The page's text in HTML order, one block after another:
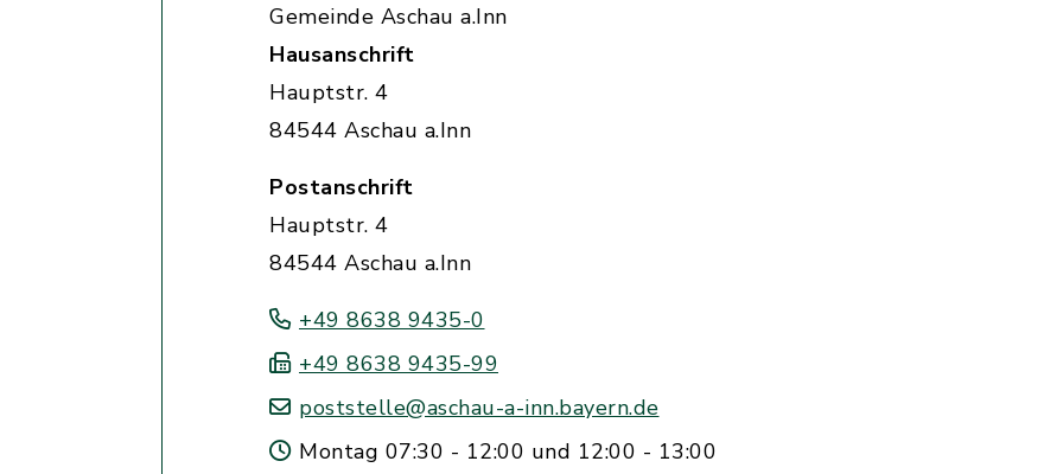
Gemeinde Aschau a.Inn
Hausanschrift
Hauptstr. 4
84544 Aschau a.Inn
Postanschrift
Hauptstr. 4
84544 Aschau a.Inn
+49 8638 9435-0
+49 8638 9435-99
poststelle@aschau-a-inn.bayern.de
Montag 07:30 - 12:00 und 12:00 - 13:00